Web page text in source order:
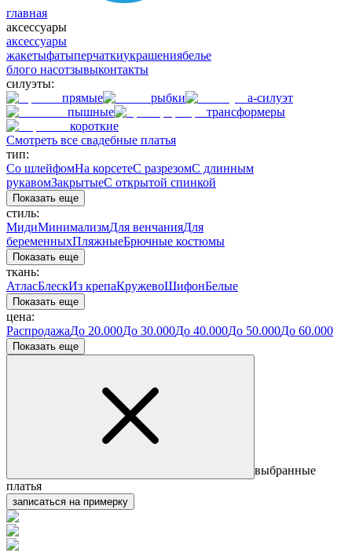
главная
аксессуары
аксессуары
жакетыфатыперчаткиукрашениябелье
блого насотзывыконтакты
силуэты:
прямые
рыбки
а-силуэт
пышные
трансформеры
короткие
Смотреть все свадебные платья
тип:
Со шлейфомНа корсетеС разрезомС длинным
рукавомЗакрытыеС открытой спинкой
Показать еще
стиль:
МидиМинимализмДля венчанияДля
беременныхПляжныеБрючные костюмы
Показать еще
ткань:
АтласБлескИз крепаКружевоШифонБелые
Показать еще
цена:
РаспродажаДо 20.000До 30.000До 40.000До 50.000До 60.000
Показать еще
выбранные
платья
записаться на примерку